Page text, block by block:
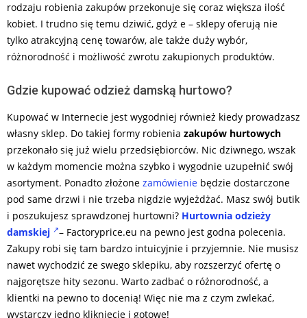
rodzaju robienia zakupów przekonuje się coraz większa ilość
kobiet. I trudno się temu dziwić, gdyż e – sklepy oferują nie
tylko atrakcyjną cenę towarów, ale także duży wybór,
różnorodność i możliwość zwrotu zakupionych produktów.
Gdzie kupować odzież damską hurtowo?
Kupować w Internecie jest wygodniej również kiedy prowadzasz
własny sklep. Do takiej formy robienia zakupów hurtowych
przekonało się już wielu przedsiębiorców. Nic dziwnego, wszak
w każdym momencie można szybko i wygodnie uzupełnić swój
asortyment. Ponadto złożone zamówienie będzie dostarczone
pod same drzwi i nie trzeba nigdzie wyjeżdżać. Masz swój butik
i poszukujesz sprawdzonej hurtowni? Hurtownia odzieży
damskiej
– Factoryprice.eu na pewno jest godna polecenia.
Zakupy robi się tam bardzo intuicyjnie i przyjemnie. Nie musisz
nawet wychodzić ze swego sklepiku, aby rozszerzyć ofertę o
najgorętsze hity sezonu. Warto zadbać o różnorodność, a
klientki na pewno to docenią! Więc nie ma z czym zwlekać,
wystarczy jedno kliknięcie i gotowe!